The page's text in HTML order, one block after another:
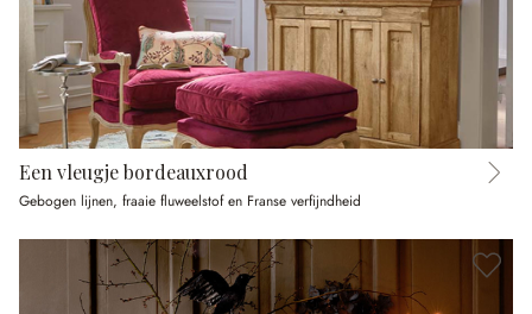
Een vleugje bordeauxrood
Gebogen lijnen, fraaie fluweelstof en Franse verfijndheid